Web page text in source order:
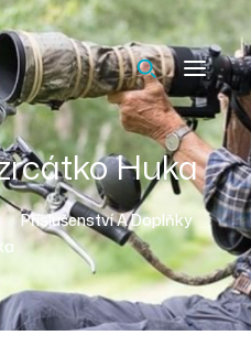
Huka
Příslušenství A Doplňky